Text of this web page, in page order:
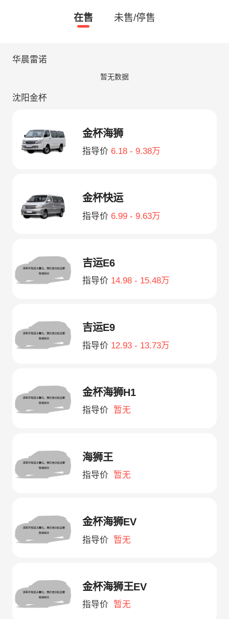
在售 未售/停售
华晨雷诺
暂无数据
沈阳金杯
金杯海狮
指导价 6.18 - 9.38万
金杯快运
指导价 6.99 - 9.63万
吉运E6
指导价 14.98 - 15.48万
吉运E9
指导价 12.93 - 13.73万
金杯海狮H1
指导价 暂无
海狮王
指导价 暂无
金杯海狮EV
指导价 暂无
金杯海狮王EV
指导价 暂无